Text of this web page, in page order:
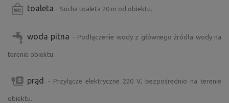
toaleta - Sucha toaleta 20 m od obiektu.
woda pitna - Podłączenie wody z głównego źródła wody na
terenie obiektu.
prąd - Przyłącze elektryczne 220 V, bezpośrednio na terenie
obiektu.